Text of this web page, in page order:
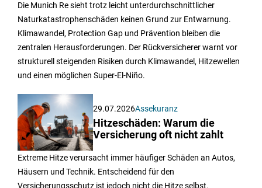
Die Munich Re sieht trotz leicht unterdurchschnittlicher
Naturkatastrophenschäden keinen Grund zur Entwarnung.
Klimawandel, Protection Gap und Prävention bleiben die
zentralen Herausforderungen. Der Rückversicherer warnt vor
strukturell steigenden Risiken durch Klimawandel, Hitzewellen
und einen möglichen Super-El-Niño.
29.07.2026Assekuranz
Hitzeschäden: Warum die
Versicherung oft nicht zahlt
Extreme Hitze verursacht immer häufiger Schäden an Autos,
Häusern und Technik. Entscheidend für den
Versicherungsschutz ist jedoch nicht die Hitze selbst.